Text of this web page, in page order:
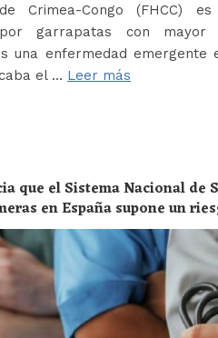
Crimea-Congo (FHCC)
garrapatas con mayor
una enfermedad emergente
el … Leer más
que el Sistema Nacional de
en España supone un